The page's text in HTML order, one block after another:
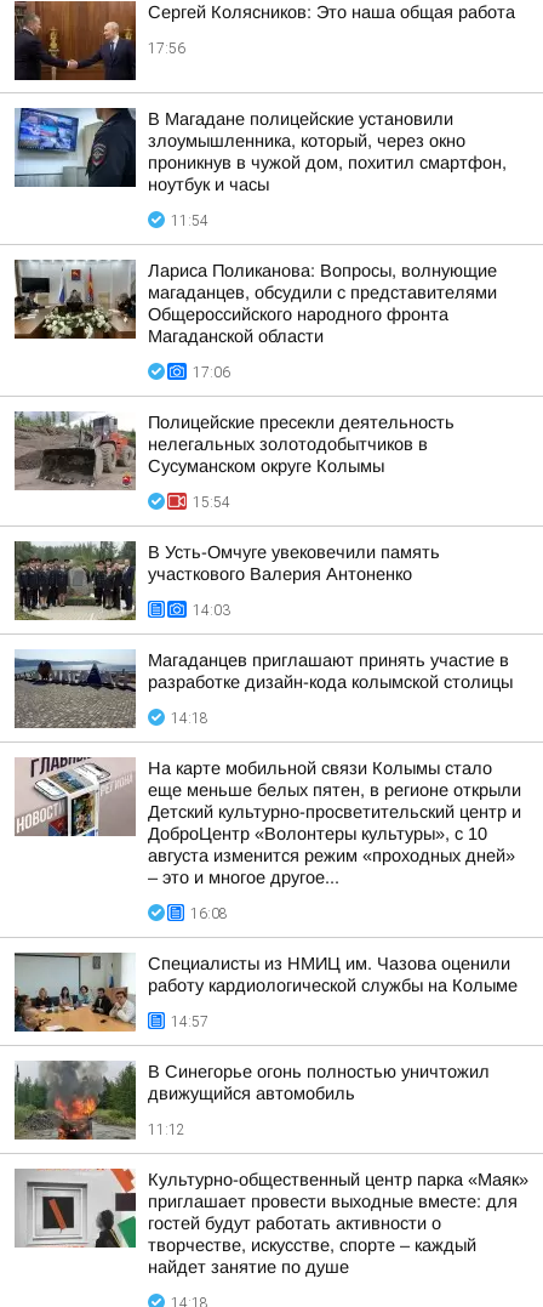
Сергей Колясников: Это наша общая работа
17:56
В Магадане полицейские установили
злоумышленника, который, через окно
проникнув в чужой дом, похитил смартфон,
ноутбук и часы
11:54
Лариса Поликанова: Вопросы, волнующие
магаданцев, обсудили с представителями
Общероссийского народного фронта
Магаданской области
17:06
Полицейские пресекли деятельность
нелегальных золотодобытчиков в
Сусуманском округе Колымы
15:54
В Усть-Омчуге увековечили память
участкового Валерия Антоненко
14:03
Магаданцев приглашают принять участие в
разработке дизайн-кода колымской столицы
14:18
На карте мобильной связи Колымы стало
еще меньше белых пятен, в регионе открыли
Детский культурно-просветительский центр и
ДоброЦентр «Волонтеры культуры», с 10
августа изменится режим «проходных дней»
– это и многое другое...
16:08
Специалисты из НМИЦ им. Чазова оценили
работу кардиологической службы на Колыме
14:57
В Синегорье огонь полностью уничтожил
движущийся автомобиль
11:12
Культурно-общественный центр парка «Маяк»
приглашает провести выходные вместе: для
гостей будут работать активности о
творчестве, искусстве, спорте – каждый
найдет занятие по душе
14:18